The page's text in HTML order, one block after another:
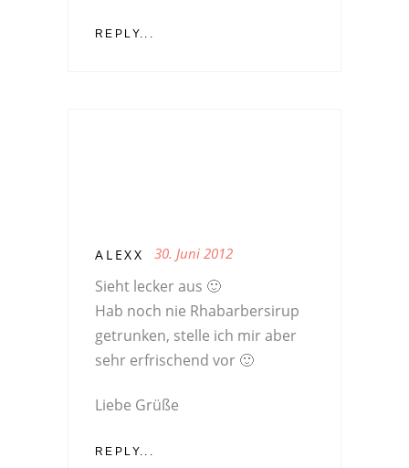
REPLY...
ALEXX 30. Juni 2012
Sieht lecker aus 🙂
Hab noch nie Rhabarbersirup
getrunken, stelle ich mir aber
sehr erfrischend vor 🙂
Liebe Grüße
REPLY...